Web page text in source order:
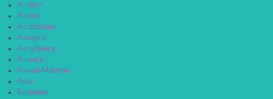
Асбест
Асино
Астрахань
Аткарск
Ахтубинск
Ачинск
Ачхой-Мартан
Аша
Бабаево